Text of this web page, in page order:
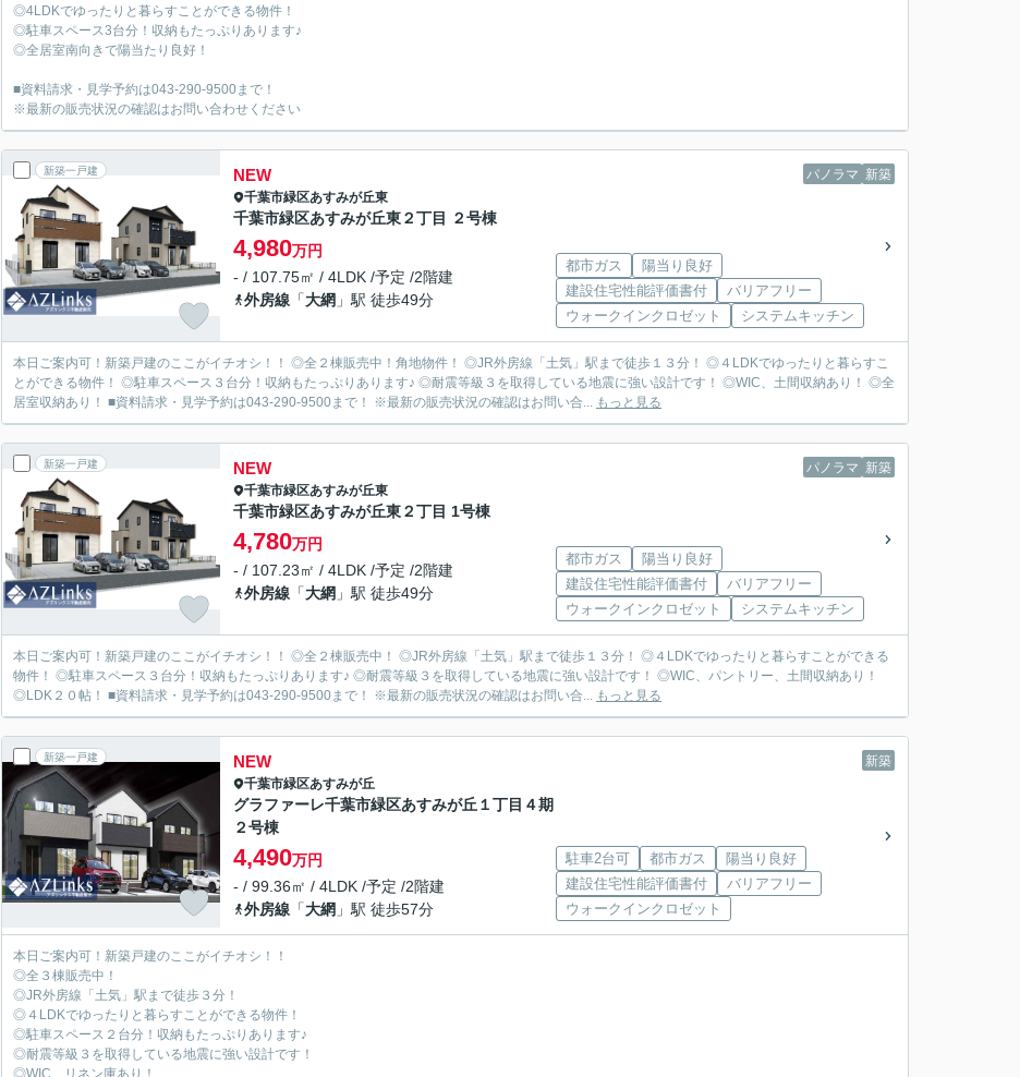
◎4LDKでゆったりと暮らすことができる物件！
◎駐車スペース3台分！収納もたっぷりあります♪
◎全居室南向きで陽当たり良好！
■資料請求・見学予約は043-290-9500まで！
※最新の販売状況の確認はお問い合わせください
新築一戸建 パノラマ 新築
NEW
千葉市緑区あすみが丘東
千葉市緑区あすみが丘東２丁目 ２号棟
4,980万円
- / 107.75㎡ / 4LDK /予定 /2階建
外房線 「大網 」駅 徒歩49分
都市ガス
陽当り良好
建設住宅性能評価書付
バリアフリー
ウォークインクロゼット
システムキッチン
本日ご案内可！新築戸建のここがイチオシ！！ ◎全２棟販売中！角地物件！ ◎JR外房線「土気」駅まで徒歩１３分！ ◎４LDKでゆったりと暮らすこ
とができる物件！ ◎駐車スペース３台分！収納もたっぷりあります♪ ◎耐震等級３を取得している地震に強い設計です！ ◎WIC、土間収納あり！ ◎全
居室収納あり！ ■資料請求・見学予約は043-290-9500まで！ ※最新の販売状況の確認はお問い合... もっと見る
新築一戸建 パノラマ 新築
NEW
千葉市緑区あすみが丘東
千葉市緑区あすみが丘東２丁目 1号棟
4,780万円
- / 107.23㎡ / 4LDK /予定 /2階建
外房線 「大網 」駅 徒歩49分
都市ガス
陽当り良好
建設住宅性能評価書付
バリアフリー
ウォークインクロゼット
システムキッチン
本日ご案内可！新築戸建のここがイチオシ！！ ◎全２棟販売中！ ◎JR外房線「土気」駅まで徒歩１３分！ ◎４LDKでゆったりと暮らすことができる
物件！ ◎駐車スペース３台分！収納もたっぷりあります♪ ◎耐震等級３を取得している地震に強い設計です！ ◎WIC、パントリー、土間収納あり！
◎LDK２０帖！ ■資料請求・見学予約は043-290-9500まで！ ※最新の販売状況の確認はお問い合... もっと見る
新築一戸建 新築
NEW
千葉市緑区あすみが丘
グラファーレ千葉市緑区あすみが丘１丁目４期
２号棟
4,490万円
- / 99.36㎡ / 4LDK /予定 /2階建
外房線 「大網 」駅 徒歩57分
駐車2台可 都市ガス
陽当り良好
建設住宅性能評価書付
バリアフリー
ウォークインクロゼット
本日ご案内可！新築戸建のここがイチオシ！！
◎全３棟販売中！
◎JR外房線「土気」駅まで徒歩３分！
◎４LDKでゆったりと暮らすことができる物件！
◎駐車スペース２台分！収納もたっぷりあります♪
◎耐震等級３を取得している地震に強い設計です！
◎WIC、リネン庫あり！